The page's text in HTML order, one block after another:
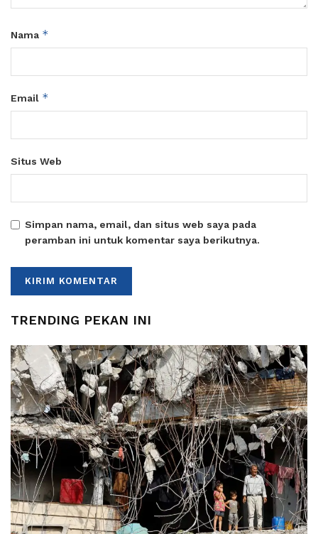
Nama *
Email *
Situs Web
Simpan nama, email, dan situs web saya pada
peramban ini untuk komentar saya berikutnya.
TRENDING PEKAN INI